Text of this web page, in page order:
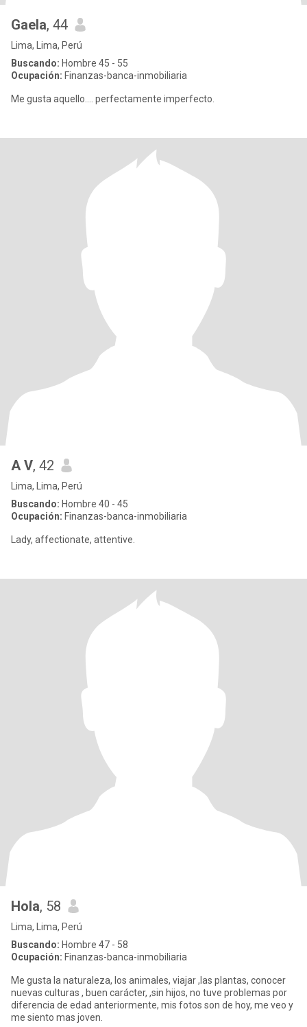
Gaela, 44
Lima, Lima, Perú
Buscando: Hombre 45 - 55
Ocupación: Finanzas-banca-inmobiliaria
Me gusta aquello.... perfectamente imperfecto.
A V, 42
Lima, Lima, Perú
Buscando: Hombre 40 - 45
Ocupación: Finanzas-banca-inmobiliaria
Lady, affectionate, attentive.
Hola, 58
Lima, Lima, Perú
Buscando: Hombre 47 - 58
Ocupación: Finanzas-banca-inmobiliaria
Me gusta la naturaleza, los animales, viajar ,las plantas, conocer
nuevas culturas , buen carácter, ,sin hijos, no tuve problemas por
diferencia de edad anteriormente, mis fotos son de hoy, me veo y
me siento mas joven.